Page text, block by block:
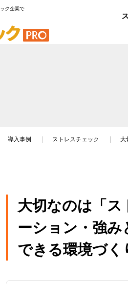
ク企業で
導入事例 ストレスチェック
大
大切なのは「
ーション・強
できる環境づく